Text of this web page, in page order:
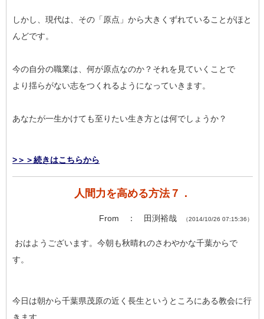
しかし、現代は、その「原点」から大きくずれていることがほと
んどです。
今の自分の職業は、何が原点なのか？それを見ていくことで
より揺らがない志をつくれるようになっていきます。
あなたが一生かけても至りたい生き方とは何でしょうか？
>＞＞続きはこちらから
人間力を高める方法７．
From ： 田渕裕哉 （2014/10/26 07:15:36）
おはようございます。今朝も秋晴れのさわやかな千葉からで
す。
今日は朝から千葉県茂原の近く長生というところにある教会に行